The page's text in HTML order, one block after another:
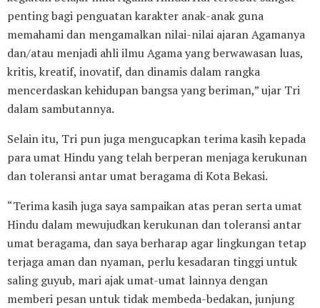
penting bagi penguatan karakter anak-anak guna
memahami dan mengamalkan nilai-nilai ajaran Agamanya
dan/atau menjadi ahli ilmu Agama yang berwawasan luas,
kritis, kreatif, inovatif, dan dinamis dalam rangka
mencerdaskan kehidupan bangsa yang beriman,” ujar Tri
dalam sambutannya.
Selain itu, Tri pun juga mengucapkan terima kasih kepada
para umat Hindu yang telah berperan menjaga kerukunan
dan toleransi antar umat beragama di Kota Bekasi.
“Terima kasih juga saya sampaikan atas peran serta umat
Hindu dalam mewujudkan kerukunan dan toleransi antar
umat beragama, dan saya berharap agar lingkungan tetap
terjaga aman dan nyaman, perlu kesadaran tinggi untuk
saling guyub, mari ajak umat-umat lainnya dengan
memberi pesan untuk tidak membeda-bedakan, junjung